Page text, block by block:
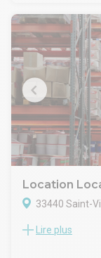
12.629 m² env
1035 m² env de
25.700 m² de
site clos et
accès PL à quais
rampes de plain-
aires de
aire de stockage
parkings VL
Pour plus
06 12 71 47 85,
dans votre projet
Location
33440 Saint-
AMBARES ET
Lire plus